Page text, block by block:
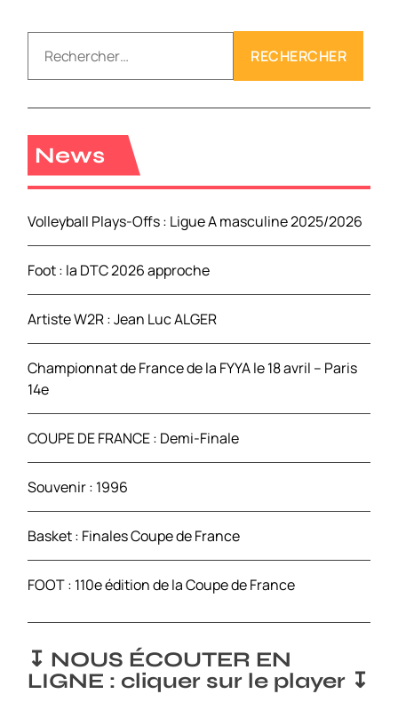
c
h
h
e
r
:
News
Volleyball Plays-Offs : Ligue A masculine 2025/2026
Foot : la DTC 2026 approche
Artiste W2R : Jean Luc ALGER
Championnat de France de la FYYA le 18 avril – Paris
14e
COUPE DE FRANCE : Demi-Finale
Souvenir : 1996
Basket : Finales Coupe de France
FOOT : 110e édition de la Coupe de France
↧ NOUS ÉCOUTER EN
LIGNE : cliquer sur le player ↧